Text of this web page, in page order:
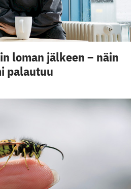
loman jälkeen – näin
palautuu